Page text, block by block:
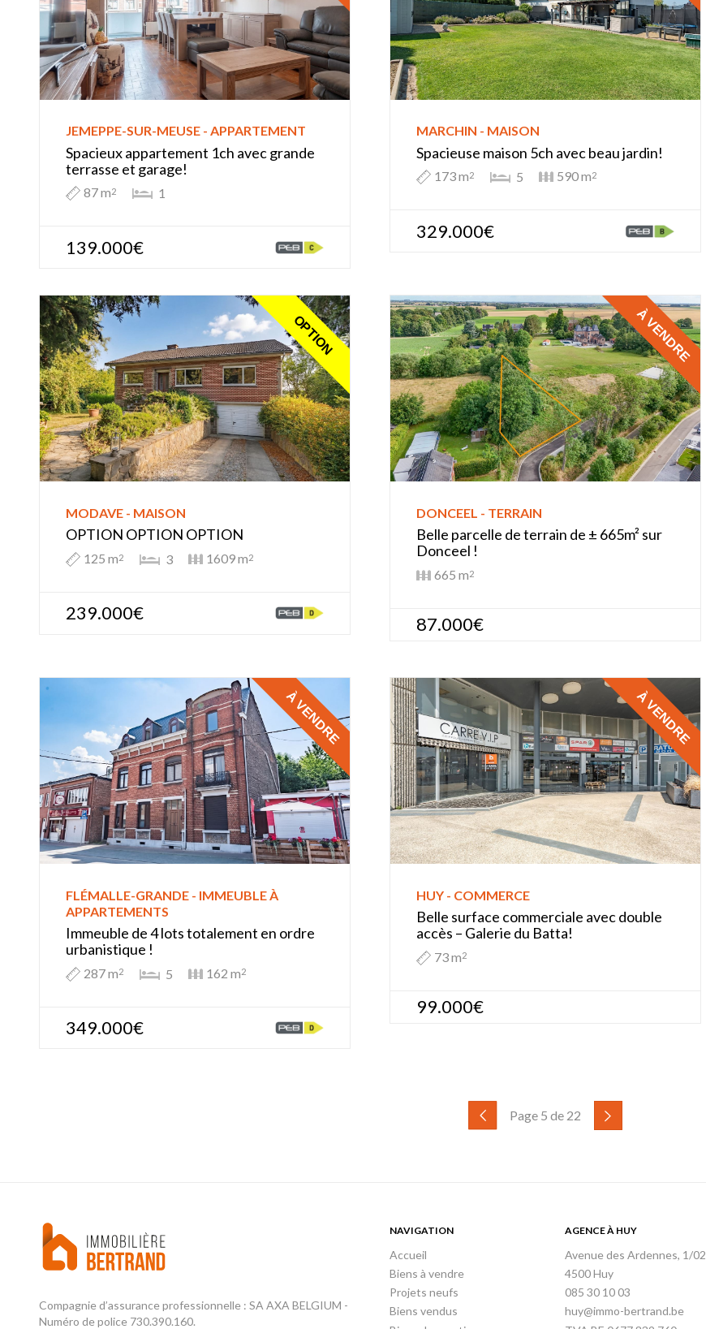
JEMEPPE-SUR-MEUSE - APPARTEMENT
Spacieux appartement 1ch avec grande
terrasse et garage!
87 m2 1
139.000€
MARCHIN - MAISON
Spacieuse maison 5ch avec beau jardin!
173 m2 5 590 m2
329.000€
MODAVE - MAISON
OPTION OPTION OPTION
125 m2 3 1609 m2
239.000€
OPTION
DONCEEL - TERRAIN
Belle parcelle de terrain de ± 665m² sur
Donceel !
665 m2
87.000€
À VENDRE
FLÉMALLE-GRANDE - IMMEUBLE À
APPARTEMENTS
Immeuble de 4 lots totalement en ordre
urbanistique !
287 m2 5 162 m2
349.000€
À VENDRE
HUY - COMMERCE
Belle surface commerciale avec double
accès – Galerie du Batta!
73 m2
99.000€
À VENDRE
Page 5 de 22
Compagnie d’assurance professionnelle : SA AXA BELGIUM -
Numéro de police 730.390.160.
NAVIGATION
Accueil
Biens à vendre
Projets neufs
Biens vendus
AGENCE À HUY
Avenue des Ardennes, 1/02
4500 Huy
085 30 10 03
huy@immo-bertrand.be